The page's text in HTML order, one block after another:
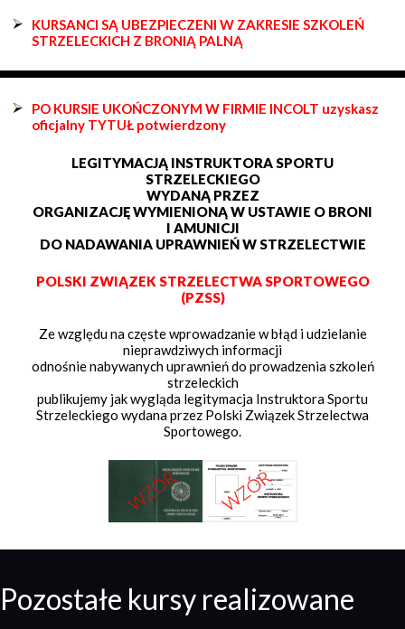
KURSANCI SĄ UBEZPIECZENI W ZAKRESIE SZKOLEŃ
STRZELECKICH Z BRONIĄ PALNĄ
PO KURSIE UKOŃCZONYM W FIRMIE INCOLT uzyskasz
oficjalny TYTUŁ potwierdzony
LEGITYMACJĄ INSTRUKTORA SPORTU
STRZELECKIEGO
WYDANĄ PRZEZ
ORGANIZACJĘ WYMIENIONĄ W USTAWIE O BRONI
I AMUNICJI
DO NADAWANIA UPRAWNIEŃ W STRZELECTWIE
POLSKI ZWIĄZEK STRZELECTWA SPORTOWEGO
(PZSS)
Ze względu na częste wprowadzanie w błąd i udzielanie
nieprawdziwych informacji
odnośnie nabywanych uprawnień do prowadzenia szkoleń
strzeleckich
publikujemy jak wygląda legitymacja Instruktora Sportu
Strzeleckiego wydana przez Polski Związek Strzelectwa
Sportowego.
Pozostałe kursy realizowane